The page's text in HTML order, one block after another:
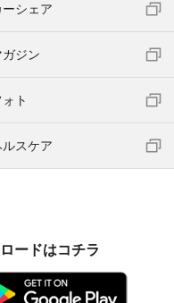
シェア
ジン
ト
スケア
ードはコチラ